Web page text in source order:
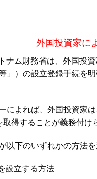
外国投資家に
ナム財務省は、外国投
」）の設立登録手続を
によれば、外国投資家
得することが義務付け
以下のいずれかの方法
設立する方法